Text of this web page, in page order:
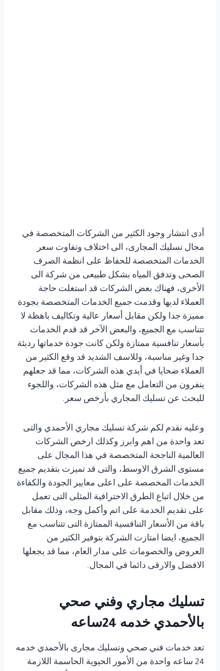
أدى انتشار وجود الكثير من الشركات المتخصصة في
مجال تسليك المجارى، الى اختلاف وتفاوت سعر
الخدمات المتخصصة للحفاظ على انظمة الصرف
الصحى وتدفق المياه بشكل طبيعى من شركة الى
الأخرى، فهناك بعض الشركات قد استغلت حاجة
العملاء لديها وقدمت جميع الخدمات المتخصصة بجودة
مميزة جدا ولكن مقابل أسعار عالية وتكاليف باهظة لا
تتناسب مع الجميع، والبعض الآخر قد قدم الخدمات
بأسعار تنافسية ممتازة ولكن كانت جودة خدماتها رديئة
جدا وغير مناسبة، وللاسف الشديد قد وقع الكثير من
العملاء ضحايا في أيدي هذه الشركات، مما قد جعلهم
ينفرون من التعامل مع مثل هذه الشركات، واللجوء
للبحث عن تسليك المجاري بأرخص سعر.
وعليه نقدم لكم شركة تسليك مجاري الأحمدي والتى
تعد واحدة من اهم وابرز وكذلك ارخص الشركات
العالمية الناجحة المتخصصة في هذا المجال على
مستوى الشرق الاوسط، والتى قد تميزت بتقديم جميع
الخدمات المخصصة على اعلى معايير الجودة والكفاءة
من خلال اتباع الطرق الاحترافية المثلى التى تعمل
على تقديم الخدمة على اتم وأكمل وجه، وذلك مقابل
باقة من الأسعار التنافسية الممتازة التى تتناسب مع
الجميع، ايضا امتازت الشركة بتوفير الكثير من
العروض والخصومات على مدار العام، مما قد يجعلها
الافضل والارقى دائما في المجال.
تسليك مجاري وفني صحي
بالأحمدي خدمه 24ساعه
تعد خدمات فني صحي وتسليك مجارى بالأحمدي خدمه
24 ساعه واحدة من الأمور الحيوية الحاسمة اللازمة